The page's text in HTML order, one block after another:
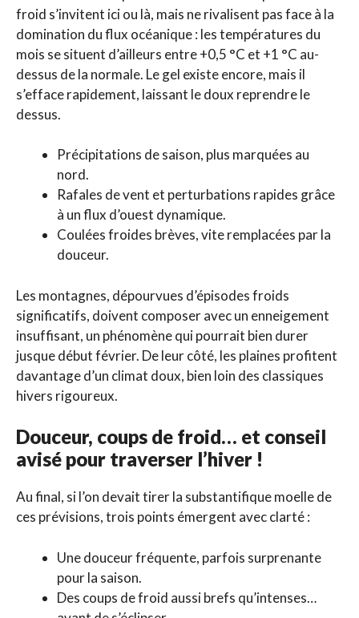
froid s’invitent ici ou là, mais ne rivalisent pas face à la
domination du flux océanique : les températures du
mois se situent d’ailleurs entre +0,5 °C et +1 °C au-
dessus de la normale. Le gel existe encore, mais il
s’efface rapidement, laissant le doux reprendre le
dessus.
Précipitations de saison, plus marquées au
nord.
Rafales de vent et perturbations rapides grâce
à un flux d’ouest dynamique.
Coulées froides brèves, vite remplacées par la
douceur.
Les montagnes, dépourvues d’épisodes froids
significatifs, doivent composer avec un enneigement
insuffisant, un phénomène qui pourrait bien durer
jusque début février. De leur côté, les plaines profitent
davantage d’un climat doux, bien loin des classiques
hivers rigoureux.
Douceur, coups de froid… et conseil
avisé pour traverser l’hiver !
Au final, si l’on devait tirer la substantifique moelle de
ces prévisions, trois points émergent avec clarté :
Une douceur fréquente, parfois surprenante
pour la saison.
Des coups de froid aussi brefs qu’intenses…